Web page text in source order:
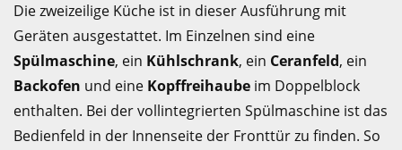
Die zweizeilige Küche ist in dieser Ausführung mit
Geräten ausgestattet. Im Einzelnen sind eine
Spülmaschine, ein Kühlschrank, ein Ceranfeld, ein
Backofen und eine Kopffreihaube im Doppelblock
enthalten. Bei der vollintegrierten Spülmaschine ist das
Bedienfeld in der Innenseite der Fronttür zu finden. So